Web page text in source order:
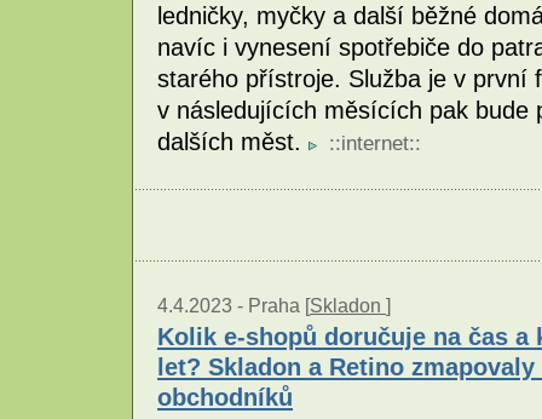
ledničky, myčky a další běžné
navíc i vynesení spotřebiče do
starého přístroje. Služba je v první
v následujících měsících pak bude
dalších měst.
::internet::
4.4.2023 - Praha [Skladon ]
Kolik e-shopů doručuje na čas
let? Skladon a Retino
obchodníků